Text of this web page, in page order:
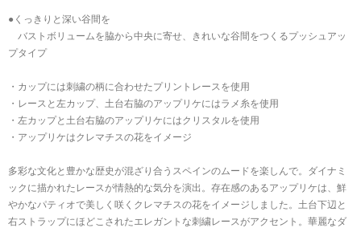
●くっきりと深い谷間を
バストボリュームを脇から中央に寄せ、きれいな谷間をつくるプッシュアッ
プタイプ
・カップには刺繍の柄に合わせたプリントレースを使用
・レースと左カップ、土台右脇のアップリケにはラメ糸を使用
・左カップと土台右脇のアップリケにはクリスタルを使用
・アップリケはクレマチスの花をイメージ
多彩な文化と豊かな歴史が混ざり合うスペインのムードを楽しんで。ダイナミ
ックに描かれたレースが情熱的な気分を演出。存在感のあるアップリケは、鮮
やかなパティオで美しく咲くクレマチスの花をイメージしました。土台下辺と
右ストラップにほどこされたエレガントな刺繍レースがアクセント。華麗なダ